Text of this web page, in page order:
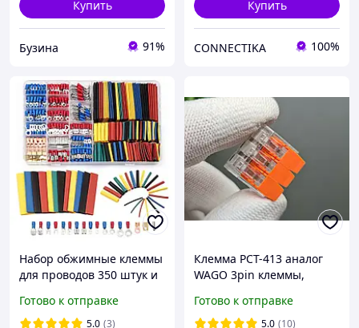
Купить
Бузина 91%
Купить
CONNECTIKA 100%
Набор обжимные клеммы
для проводов 350 штук и
328 штук (678 штук)
Готово к отправке
5.0 (3)
Клемма РСТ-413 аналог
WAGO 3pin клеммы,
контакта 221-413
прозрачные
Готово к отправке
5.0 (10)